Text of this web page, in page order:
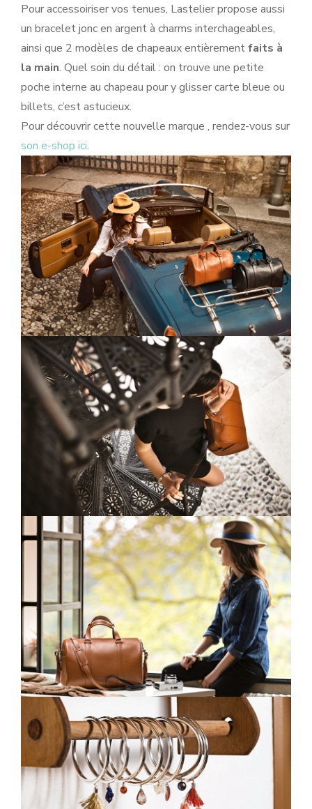
Pour accessoiriser vos tenues, Lastelier propose aussi
un bracelet jonc en argent à charms interchageables,
ainsi que 2 modèles de chapeaux entièrementfaits à
la main. Quel soin du détail : on trouve une petite
poche interne au chapeau pour y glisser carte bleue ou
billets, c’est astucieux.
Pour découvrir cette nouvelle marque , rendez-vous sur
son e-shop ici.